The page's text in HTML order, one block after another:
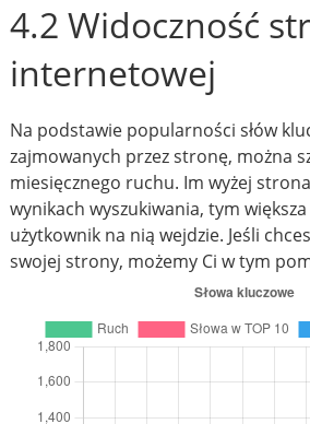
4.2 Widoczność
internetowej
Na podstawie popularności słów
zajmowanych przez stronę, można
miesięcznego ruchu. Im wyżej
wynikach wyszukiwania, tym większa
użytkownik na nią wejdzie. Jeśli
swojej strony, możemy Ci w tym